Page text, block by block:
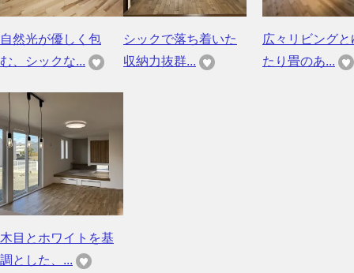
自然光が優しく包
む、シックな...
シックで落ち着いた
収納力抜群...
広々リビングと
たり畳のあ...
木目とホワイトを基
調とした、...